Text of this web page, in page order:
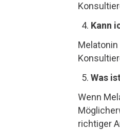
Kann
Was
Wenn
richtiger